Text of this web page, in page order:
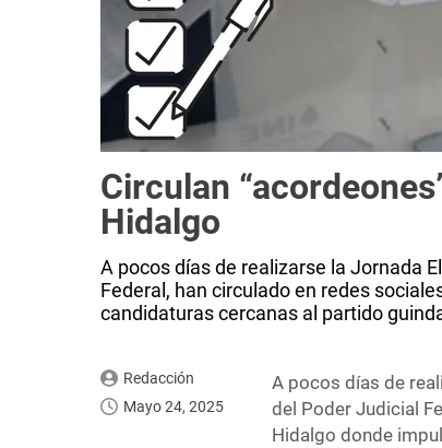
Circulan
Hidalgo
A pocos días de realizarse la Jornada
Federal, han circulado en redes
candidaturas cercanas al partido
Redacción
Mayo 24, 2025
A pocos días de
del Poder Judicial
Hidalgo donde